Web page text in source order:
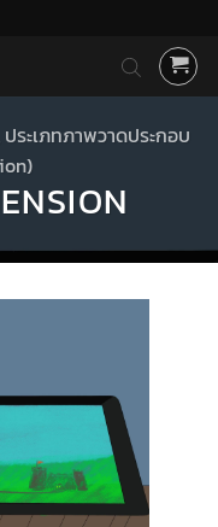
ประเภทภาพวาดประกอบ